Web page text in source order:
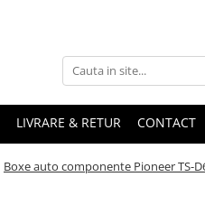
LIVRARE & RETUR CONTACT
Boxe auto componente Pioneer TS-